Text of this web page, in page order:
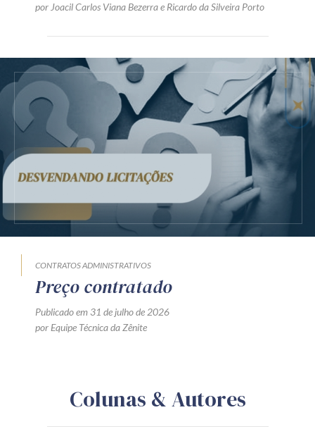
por Joacil Carlos Viana Bezerrae Ricardo da Silveira Porto
CONTRATOS ADMINISTRATIVOS
Preço contratado
Publicado em 31 de julho de 2026
por Equipe Técnica da Zênite
Colunas & Autores